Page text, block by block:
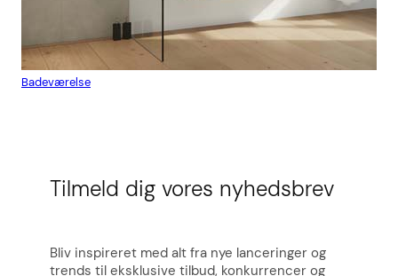
Badeværelse
Tilmeld dig vores nyhedsbrev
Bliv inspireret med alt fra nye lanceringer og
trends til eksklusive tilbud, konkurrencer og